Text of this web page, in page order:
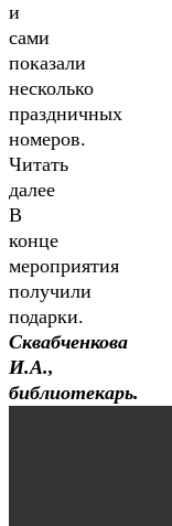
и
сами
показали
несколько
праздничных
номеров.
Читать
далее
В
конце
мероприятия
получили
подарки.
Сквабченкова
И.А.,
библиотекарь.